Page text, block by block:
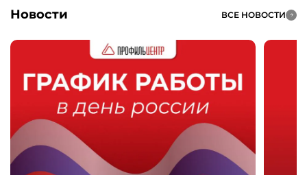
Новости ВСЕ НОВОСТИ